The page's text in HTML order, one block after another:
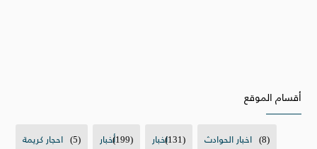
أقسام الموقع
احجار كريمة (5) أخبار(199) اخبار(131) اخبار الحوادث (8)